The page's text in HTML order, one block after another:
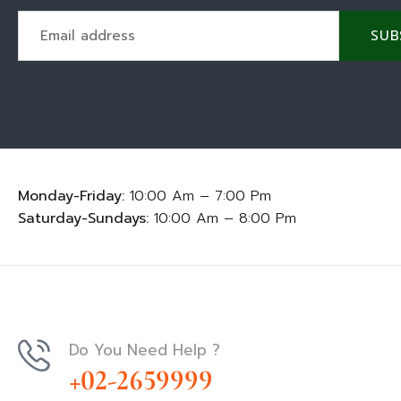
Monday-Friday: 10:00 Am – 7:00 Pm
Saturday-Sundays: 10:00 Am – 8:00 Pm
Do You Need Help ?
+02-2659999